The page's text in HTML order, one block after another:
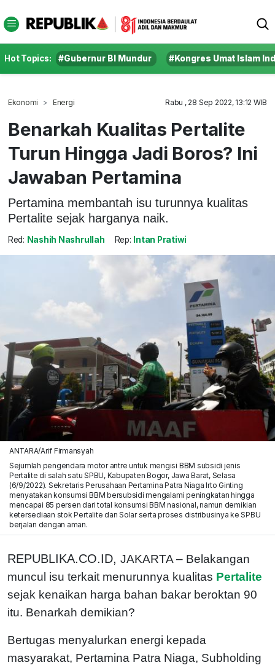
Hot Topics: #Gubernur BI Mundur #Kongres Umat Islam
Ekonomi Energi Rabu , 28 Sep 2022, 13:12 WIB
Benarkah Kualitas Pertalite
Turun Hingga Jadi Boros? Ini
Jawaban Pertamina
Pertamina membantah isu turunnya kualitas
Pertalite sejak harganya naik.
Red: Nashih Nashrullah Rep: Intan Pratiwi
ANTARA/Arif Firmansyah
Sejumlah pengendara motor antre untuk mengisi BBM subsidi jenis
Pertalite di salah satu SPBU, Kabupaten Bogor, Jawa Barat, Selasa
(6/9/2022). Sekretaris Perusahaan Pertamina Patra Niaga Irto Ginting
menyatakan konsumsi BBM bersubsidi mengalami peningkatan hingga
mencapai 85 persen dari total konsumsi BBM nasional, namun demikian
ketersediaan stok Pertalite dan Solar serta proses distribusinya ke SPBU
berjalan dengan aman.
REPUBLIKA.CO.ID, JAKARTA – Belakangan
muncul isu terkait menurunnya kualitas Pertalite
sejak kenaikan harga bahan bakar beroktan 90
itu. Benarkah demikian?
Bertugas menyalurkan energi kepada
masyarakat, Pertamina Patra Niaga, Subholding